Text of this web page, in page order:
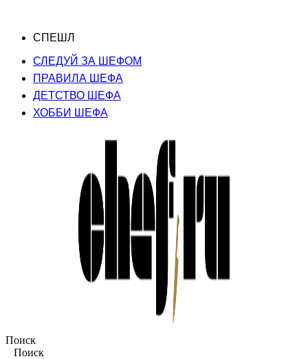
СПЕШЛ
СЛЕДУЙ ЗА ШЕФОМ
ПРАВИЛА ШЕФА
ДЕТСТВО ШЕФА
ХОББИ ШЕФА
Поиск
Поиск